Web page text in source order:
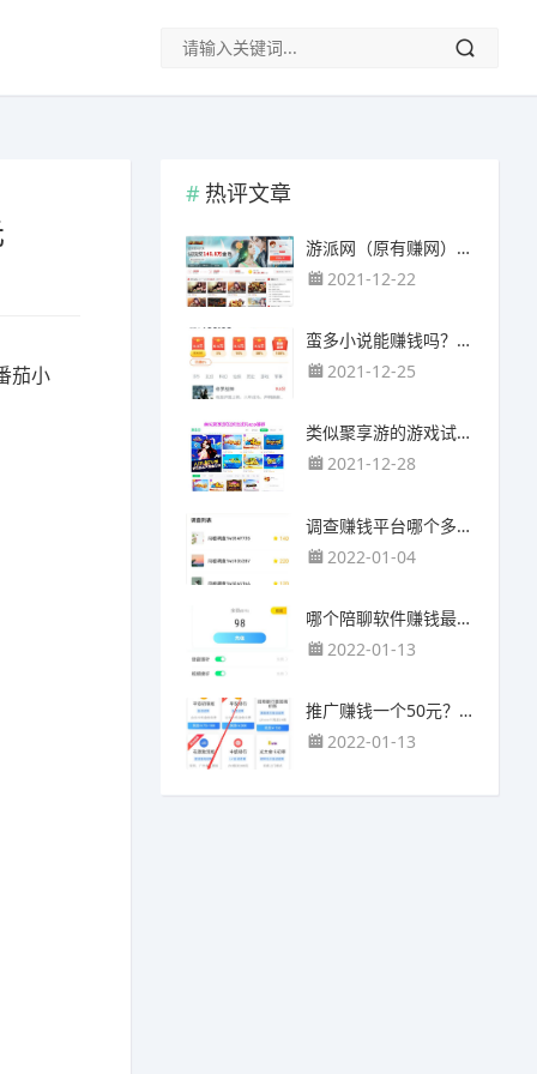
茄小
热评文章
游派网（原有赚网），主要以试玩游戏赚钱为主
2021-12-22
蛮多小说能赚钱吗？送的100元能提现靠谱吗？
2021-12-25
类似聚享游的游戏试玩app（平台）推荐
2021-12-28
调查赚钱平台哪个多？哪个调查网站正规靠谱？
2022-01-04
哪个陪聊软件赚钱最快？目前陪人聊天可以挣钱的app推荐
2022-01-13
推广赚钱一个50元？我这个一个最高可以赚500元
2022-01-13